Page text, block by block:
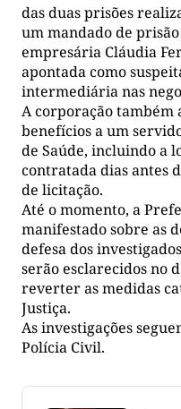
das duas prisões
um mandado de
empresária Cláudia
apontada como
intermediária nas
A corporação também
benefícios a um
de Saúde, incluindo a
contratada dias antes
de licitação.
Até o momento, a
manifestado sobre as
defesa dos
serão esclarecidos no
reverter as medidas
Justiça.
As investigações
Polícia Civil.